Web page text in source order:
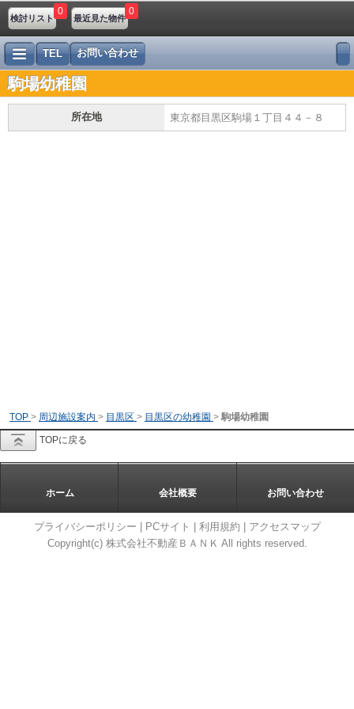
検討リスト
0
最近見た物件
0
TEL お問い合わせ
駒場幼稚園
所在地 東京都目黒区駒場１丁目４４－８
TOP > 周辺施設案内 > 目黒区 > 目黒区の幼稚園 > 駒場幼稚園
TOPに戻る
ホーム 会社概要 お問い合わせ
プライバシーポリシー PCサイト 利用規約
アクセスマップ
Copyright(c) 株式会社不動産ＢＡＮＫ All rights reserved.